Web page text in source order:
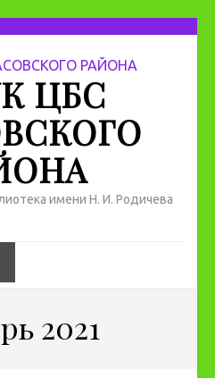
ЦБС
имени Н. И. Родичева
2021